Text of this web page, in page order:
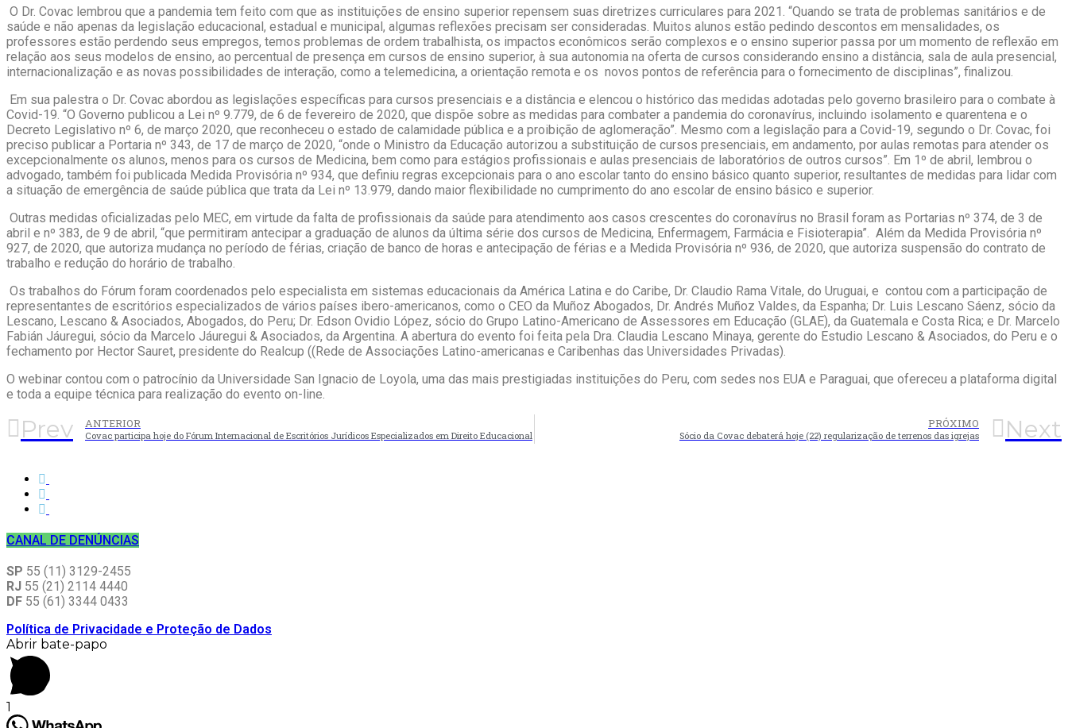
O Dr. Covac lembrou que a pandemia tem feito com que as instituições de ensino superior repensem suas diretrizes curriculares para 2021. “Quando se trata de problemas sanitários e de
saúde e não apenas da legislação educacional, estadual e municipal, algumas reflexões precisam ser consideradas. Muitos alunos estão pedindo descontos em mensalidades, os
professores estão perdendo seus empregos, temos problemas de ordem trabalhista, os impactos econômicos serão complexos e o ensino superior passa por um momento de reflexão em
relação aos seus modelos de ensino, ao percentual de presença em cursos de ensino superior, à sua autonomia na oferta de cursos considerando ensino a distância, sala de aula presencial,
internacionalização e as novas possibilidades de interação, como a telemedicina, a orientação remota e os novos pontos de referência para o fornecimento de disciplinas”, finalizou.
Em sua palestra o Dr. Covac abordou as legislações específicas para cursos presenciais e a distância e elencou o histórico das medidas adotadas pelo governo brasileiro para o combate à
Covid-19. “O Governo publicou a Lei nº 9.779, de 6 de fevereiro de 2020, que dispõe sobre as medidas para combater a pandemia do coronavírus, incluindo isolamento e quarentena e o
Decreto Legislativo nº 6, de março 2020, que reconheceu o estado de calamidade pública e a proibição de aglomeração”. Mesmo com a legislação para a Covid-19, segundo o Dr. Covac, foi
preciso publicar a Portaria nº 343, de 17 de março de 2020, “onde o Ministro da Educação autorizou a substituição de cursos presenciais, em andamento, por aulas remotas para atender os
excepcionalmente os alunos, menos para os cursos de Medicina, bem como para estágios profissionais e aulas presenciais de laboratórios de outros cursos”. Em 1º de abril, lembrou o
advogado, também foi publicada Medida Provisória nº 934, que definiu regras excepcionais para o ano escolar tanto do ensino básico quanto superior, resultantes de medidas para lidar com
a situação de emergência de saúde pública que trata da Lei nº 13.979, dando maior flexibilidade no cumprimento do ano escolar de ensino básico e superior.
Outras medidas oficializadas pelo MEC, em virtude da falta de profissionais da saúde para atendimento aos casos crescentes do coronavírus no Brasil foram as Portarias nº 374, de 3 de
abril e nº 383, de 9 de abril, “que permitiram antecipar a graduação de alunos da última série dos cursos de Medicina, Enfermagem, Farmácia e Fisioterapia”. Além da Medida Provisória nº
927, de 2020, que autoriza mudança no período de férias, criação de banco de horas e antecipação de férias e a Medida Provisória nº 936, de 2020, que autoriza suspensão do contrato de
trabalho e redução do horário de trabalho.
Os trabalhos do Fórum foram coordenados pelo especialista em sistemas educacionais da América Latina e do Caribe, Dr. Claudio Rama Vitale, do Uruguai, e contou com a participação de
representantes de escritórios especializados de vários países ibero-americanos, como o CEO da Muñoz Abogados, Dr. Andrés Muñoz Valdes, da Espanha; Dr. Luis Lescano Sáenz, sócio da
Lescano, Lescano & Asociados, Abogados, do Peru; Dr. Edson Ovidio López, sócio do Grupo Latino-Americano de Assessores em Educação (GLAE), da Guatemala e Costa Rica; e Dr. Marcelo
Fabián Jáuregui, sócio da Marcelo Jáuregui & Asociados, da Argentina. A abertura do evento foi feita pela Dra. Claudia Lescano Minaya, gerente do Estudio Lescano & Asociados, do Peru e o
fechamento por Hector Sauret, presidente do Realcup ((Rede de Associações Latino-americanas e Caribenhas das Universidades Privadas).
O webinar contou com o patrocínio da Universidade San Ignacio de Loyola, uma das mais prestigiadas instituições do Peru, com sedes nos EUA e Paraguai, que ofereceu a plataforma digital
e toda a equipe técnica para realização do evento on-line.
Prev ANTERIOR
Covac participa hoje do Fórum Internacional de Escritórios Jurídicos Especializados em Direito Educacional
PRÓXIMO
Sócio da Covac debaterá hoje (22) regularização de terrenos das igrejas Next
CANAL DE DENÚNCIAS
SP 55 (11) 3129-2455
RJ 55 (21) 2114 4440
DF 55 (61) 3344 0433
Política de Privacidade e Proteção de Dados
Abrir bate-papo
1